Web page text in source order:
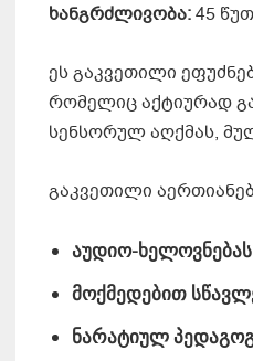
ხანგრძლივობა:45
ეს გაკვეთილი
რომელიც აქტიურად
სენსორულ აღქმას,
გაკვეთილი
აუდიო-ხელოვნებას
მოქმედებით
ნარატიულ